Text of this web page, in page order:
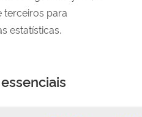
terceiros para
estatísticas.